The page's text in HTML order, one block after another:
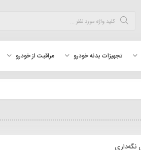
تجهیزات بدنه خودرو مراقبت از خودرو